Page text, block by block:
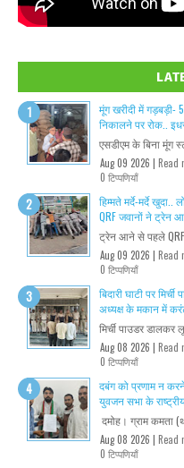
मूंग खरीदी में
निकालने पर रोक..
एसडीएम के बिना मूंग
Aug 09 2026 | Read
0 टिप्पणियाँ
हिम्मते मर्दे-मर्दे
QRF जवानों ने ट्रेन
ट्रेन आने से पहले QRF
Aug 09 2026 | Read
0 टिप्पणियाँ
बिदारी घाटी पर
अध्यक्ष के मकान में
मिर्ची पाउडर डालकर
Aug 08 2026 | Read
0 टिप्पणियाँ
दबंग को प्रणाम न
युवजन सभा के राष्ट्रीय
दमोह। ग्राम कमता
Aug 08 2026 | Read
0 टिप्पणियाँ